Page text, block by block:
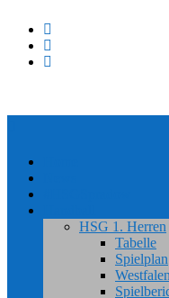
HSG 1. Herren
Tabelle
Spielplan